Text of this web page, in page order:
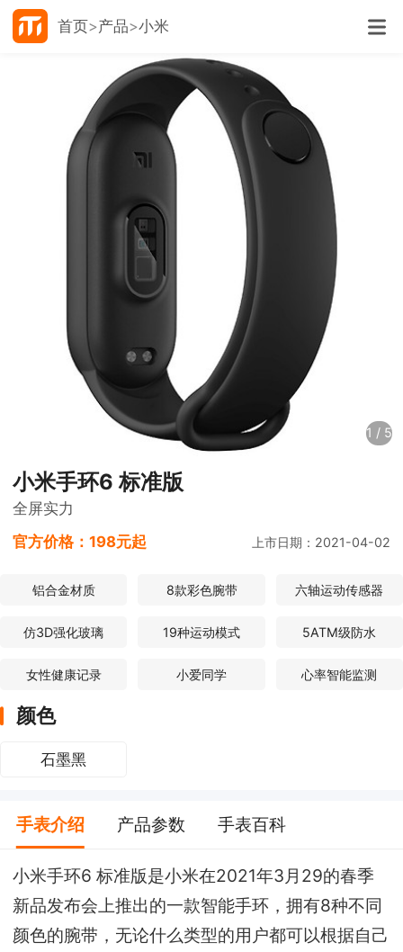
首页 产品 小米
1 / 5
小米手环6 标准版
全屏实力
官方价格：198元起 上市日期：2021-04-02
铝合金材质 8款彩色腕带 六轴运动传感器
仿3D强化玻璃 19种运动模式 5ATM级防水
女性健康记录 小爱同学 心率智能监测
颜色
石墨黑
手表介绍 产品参数 手表百科
小米手环6 标准版是小米在2021年3月29的春季
新品发布会上推出的一款智能手环，拥有8种不同
颜色的腕带，无论什么类型的用户都可以根据自己